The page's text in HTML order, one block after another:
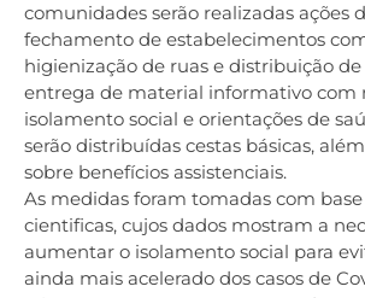
comunidades serão realizadas ações
fechamento de estabelecimentos
higienização de ruas e distribuição
entrega de material informativo com
isolamento social e orientações de
serão distribuídas cestas básicas,
sobre benefícios assistenciais.
As medidas foram tomadas com
cientificas, cujos dados mostram a
aumentar o isolamento social para
ainda mais acelerado dos casos de